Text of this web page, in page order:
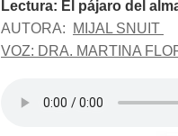
Lectura: El pájaro del
AUTORA:
MIJAL SNUIT
VOZ: DRA. MARTINA